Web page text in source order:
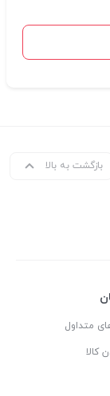
بازگشت به بالا
متداول
کالا